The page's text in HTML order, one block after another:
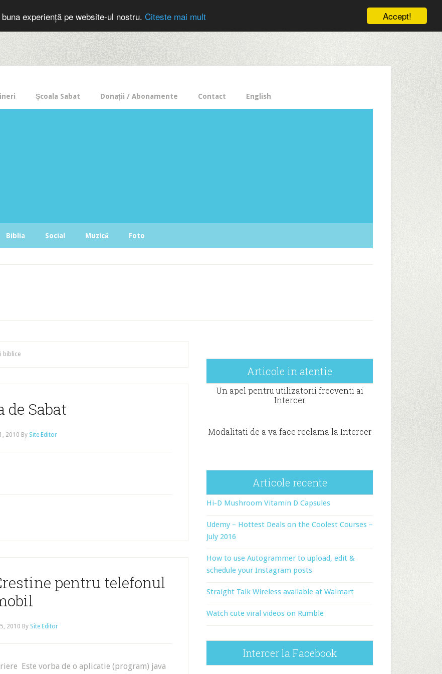
Accept!
experiență pe website-ul nostru. Citeste mai mult
Școala Sabat Donații / Abonamente Contact English
Biblia Social Muzică Foto
biblice
de Sabat
2010 By Site Editor
pentru telefonul
2010 By Site Editor
Este vorba de o aplicatie (program) java
Articole in atentie
Un apel pentru utilizatorii frecventi ai
Intercer
Modalitati de a va face reclama la Intercer
Articole recente
Hi-D Mushroom Vitamin D Capsules
Udemy – Hottest Deals on the Coolest Courses –
July 2016
How to use Autogrammer to upload, edit &
schedule your Instagram posts
Straight Talk Wireless available at Walmart
Watch cute viral videos on Rumble
Intercer la Facebook